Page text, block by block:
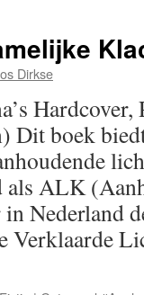
Dirkse
Dit boek
als ALK
Nederland
Verklaarde